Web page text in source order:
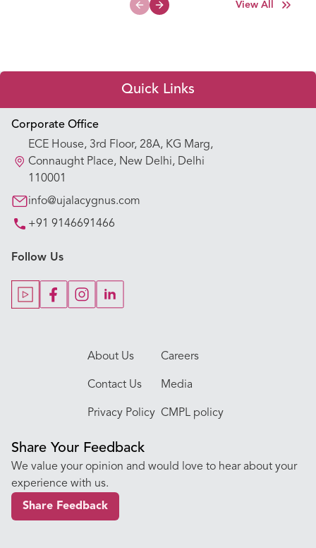
Previous slide
Next slide
View All
Corporate Office
ECE House, 3rd Floor, 28A, KG Marg,
Connaught Place, New Delhi, Delhi
110001
info@ujalacygnus.com
+91 9146691466
Follow Us
About Us Careers
Contact Us Media
Privacy Policy CMPL policy
Quick Links
Appointment Booking
Our Hospitals
Our Specialties
Key Procedures
Our Blogs
Our Doctors
Share Your Feedback
We value your opinion and would love to hear about your
experience with us.
Share Feedback